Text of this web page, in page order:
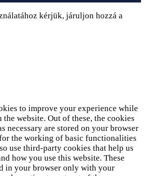
kérjük, járuljon hozzá a
to improve your experience while
website. Out of these, the cookies
necessary are stored on your browser
the working of basic functionalities
use third-party cookies that help us
how you use this website. These
in your browser only with your